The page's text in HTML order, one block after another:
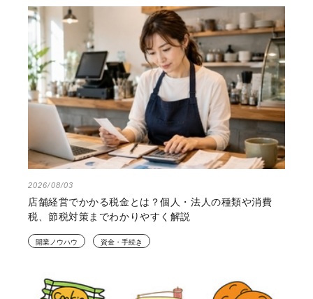
2026/08/03
店舗経営でかかる税金とは？個人・法人の種類や消費
税、節税対策までわかりやすく解説
開業ノウハウ 資金・手続き